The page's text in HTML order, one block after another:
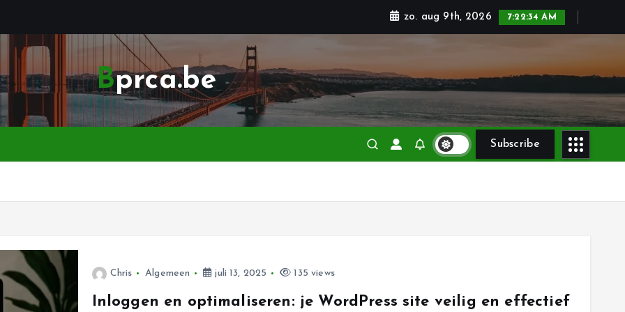
zo. aug 9th, 2026 7:22:35 AM
Bprca.be
Subscribe
Chris Algemeen juli 13, 2025 135 views
Inloggen en optimaliseren: je WordPress site veilig en effectief